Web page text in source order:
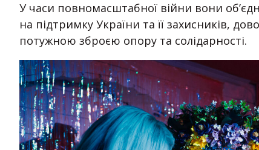
У часи повномасштабної війни вони
на підтримку України та її захисників,
потужною зброєю опору та солідарності.